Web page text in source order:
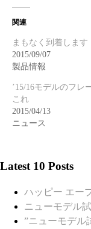
関連
まもなく到着します
2015/09/07
製品情報
’15/16モデルのフレ
これ
2015/04/13
ニュース
Latest 10 Posts
ハッピー エー
ニューモデル
”ニューモデル